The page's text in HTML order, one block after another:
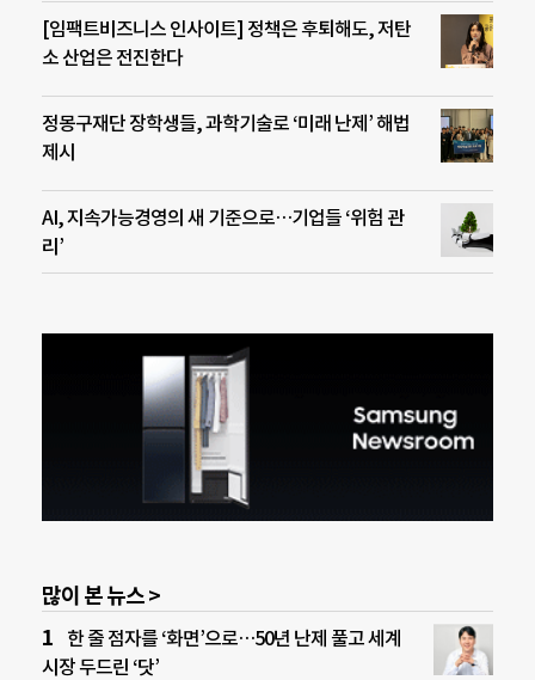
[임팩트비즈니스 인사이트] 정책은 후퇴해도, 저탄
소 산업은 전진한다
정몽구재단 장학생들, 과학기술로 ‘미래 난제’ 해법
제시
AI, 지속가능경영의 새 기준으로…기업들 ‘위험 관
리’
많이 본 뉴스 >
한 줄 점자를 ‘화면’으로…50년 난제 풀고 세계
시장 두드린 ‘닷’